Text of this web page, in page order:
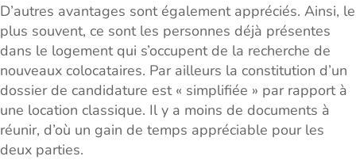
D’autres avantages sont également appréciés. Ainsi, le
plus souvent, ce sont les personnes déjà présentes
dans le logement qui s’occupent de la recherche de
nouveaux colocataires. Par ailleurs la constitution d’un
dossier de candidature est « simplifiée » par rapport à
une location classique. Il y a moins de documents à
réunir, d’où un gain de temps appréciable pour les
deux parties.